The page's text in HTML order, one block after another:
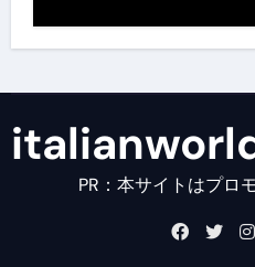
PR：本サイトはプロ